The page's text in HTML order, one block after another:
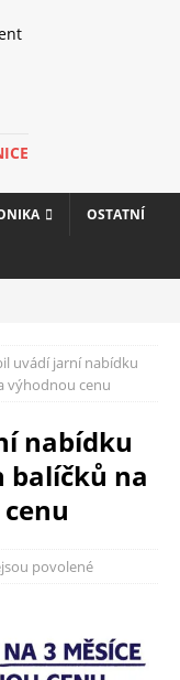
OSTATNÍ
uvádí jarní nabídku
výhodnou cenu
nabídku
balíčků na
povolené